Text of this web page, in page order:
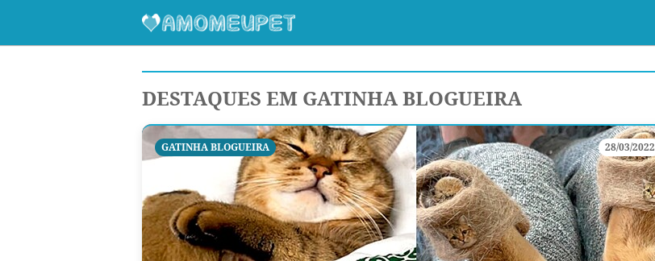
DESTAQUES EM GATINHA BLOGUEIRA
GATINHA BLOGUEIRA 28/03/2022